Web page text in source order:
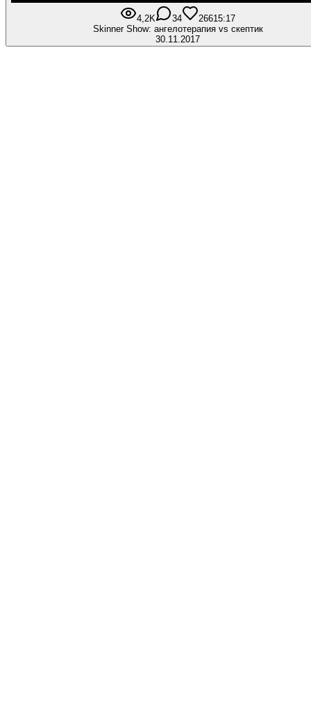
4,2K 34 26615:17
Skinner Show: ангелотерапия vs скептик
30.11.2017